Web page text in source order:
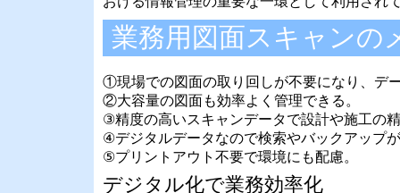
業務用図面スキャンの
①現場での図面の取り回しが不要になり、デ
②大容量の図面も効率よく管理できる。
③精度の高いスキャンデータで設計や施工の
④デジタルデータなので検索やバックアップ
⑤プリントアウト不要で環境にも配慮。
デジタル化で業務効率化